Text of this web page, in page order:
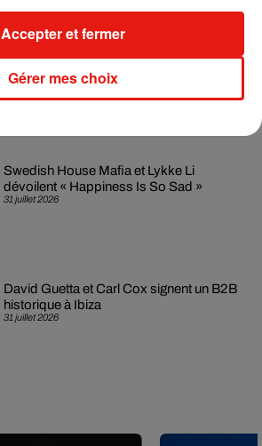
3 août 2026
31 juillet 2026
Swedish House Mafia et Lykke Li
dévoilent « Happiness Is So Sad »
31 juillet 2026
David Guetta et Carl Cox signent un B2B
historique à Ibiza
Gérer mes choix
Accepter et fermer